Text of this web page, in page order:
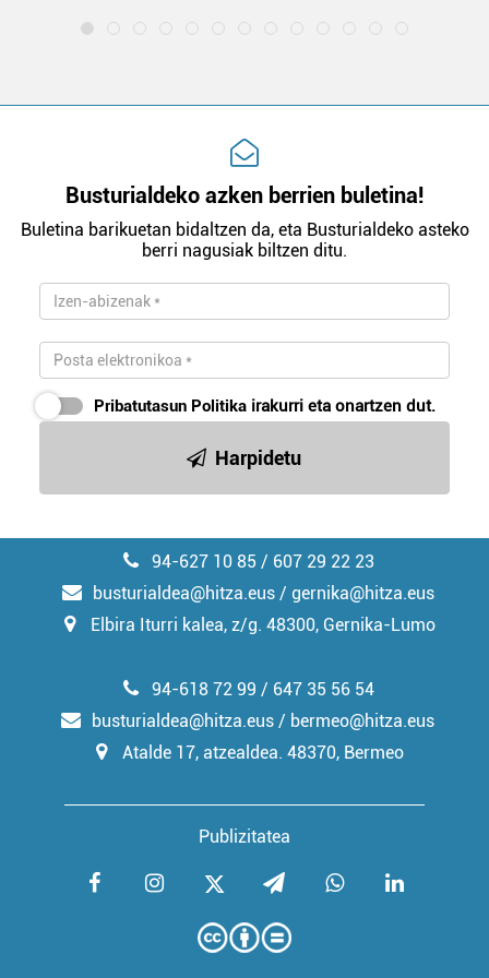
Busturialdeko azken berrien buletina!
Buletina barikuetan bidaltzen da, eta Busturialdeko asteko
berri nagusiak biltzen ditu.
Pribatutasun Politika irakurri eta onartzen dut.
Harpidetu
94-627 10 85 / 607 29 22 23
busturialdea@hitza.eus / gernika@hitza.eus
Elbira Iturri kalea, z/g. 48300, Gernika-Lumo
Publizitatea
94-618 72 99 / 647 35 56 54
busturialdea@hitza.eus / bermeo@hitza.eus
Atalde 17, atzealdea. 48370, Bermeo